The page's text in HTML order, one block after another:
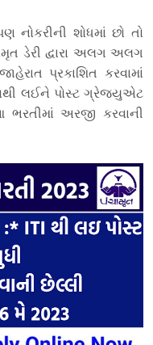
નોકરીની શોધમાં છો તો
ડેરી દ્વારા અલગ અલગ
પ્રકાશિત કરવામાં
લઈને પોસ્ટ ગ્રેજ્યુએટ
અરજી કરવાની